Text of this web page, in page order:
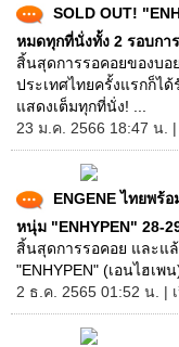
SOLD OUT!
หมดทุกที่นั่งทั้ง 2 รอบกา
สิ้นสุดการรอคอยของบอ
ประเทศไทยครั้งแรกก็ไ
แสดงเต็มทุกที่นั่ง! ...
23 ม.ค. 2566 18:47 น.
ENGENE ไทยพร้
หนุ่ม "ENHYPEN" 28-
สิ้นสุดการรอคอย และแ
"ENHYPEN" (เอนไฮเพ
2 ธ.ค. 2565 01:52 น. |